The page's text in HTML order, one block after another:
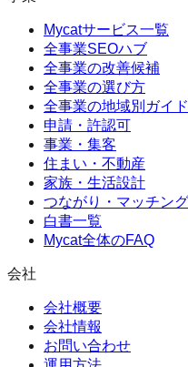
Mycatサービス一覧
全事業SEOハブ
全事業の改善候補
全事業の選び方
全事業の地域別ガイド
申請・許認可
事業・集客
住まい・不動産
家族・生活設計
つながり・マッチング
白書一覧
Mycat全体のFAQ
会社
会社概要
会社情報
お問い合わせ